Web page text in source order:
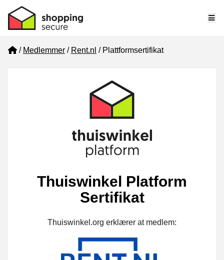
Home
Medlemmer Rent.nl Plattformsertifikat
Thuiswinkel Platform
Sertifikat
Thuiswinkel.org erklærer at medlem: